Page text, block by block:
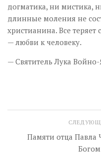
догматика, ни мистика,
длинные моления не
христианина. Все теряет
— любви к человеку.
— Святитель Лука
Памяти отца Павла